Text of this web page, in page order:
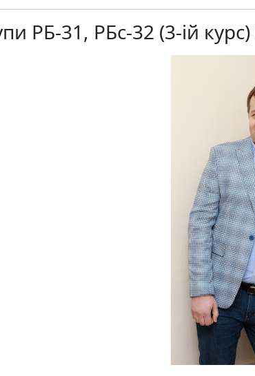
РБ-31, РБс-32 (3-ій курс)